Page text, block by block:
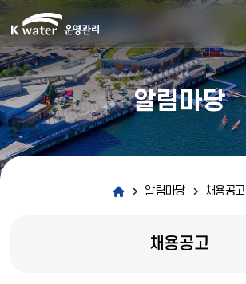
알림마당
알림마당 채용공고
채용공고